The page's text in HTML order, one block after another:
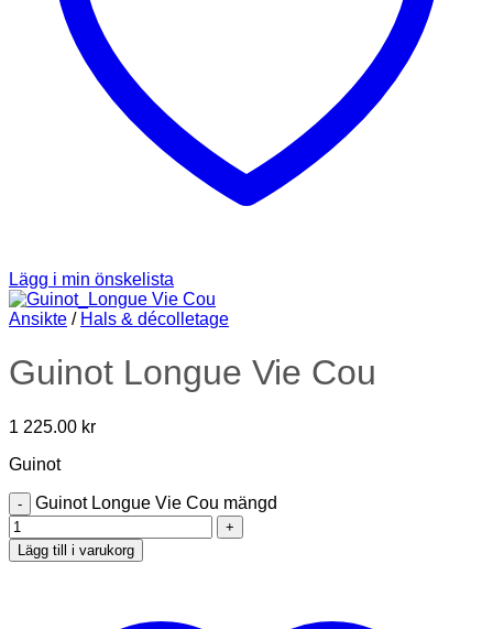
Lägg i min önskelista
Ansikte / Hals & décolletage
Guinot Longue Vie Cou
1 225.00 kr
Guinot
Guinot Longue Vie Cou mängd
Lägg till i varukorg